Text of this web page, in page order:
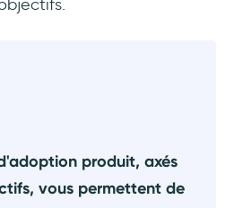
produit, axés
vous permettent de